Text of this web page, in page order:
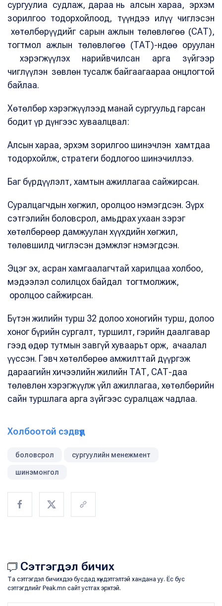
сургуулиа судлаж, дараа нь алсын хараа, эрхэм
зорилгоо тодорхойлоод, түүндээ илүү чиглэсэн
хөтөлбөрүүдийг сарын ажлын төлөвлөгөө (САТ),
тогтмол ажлын төлөвлөгөө (ТАТ)-ндөө оруулан
хэрэгжүүлэх нарийвчилсан арга зүйгээр
чиглүүлэн зөвлөн тусалж байгаагаараа онцлогтой
байлаа.
Хөтөлбөр хэрэгжүүлээд манай сургуульд гарсан
бодит үр дүнгээс хуваалцвал:
Алсын хараа, эрхэм зорилгоо шинэчлэн хамтдаа
тодорхойлж, стратеги бодлогоо шинэчиллээ.
Баг бүрдүүлэлт, хамтын ажиллагаа сайжирсан.
Суралцагчдын хөгжил, оролцоо нэмэгдсэн. Зүрх
сэтгэлийн боловсрол, амьдрах ухаан зэрэг
хөтөлбөрөөр дамжуулан хүүхдийн хөгжил,
төлөвшилд чиглэсэн дэмжлэг нэмэгдсэн.
Эцэг эх, асран хамгаалагчтай харилцаа холбоо,
мэдээлэл солилцох байдал тогтмолжиж,
оролцоо сайжирсан.
Бүтэн жилийн турш 32 долоо хоногийн турш, долоо
хоног бүрийн сургалт, туршилт, гэрийн даалгавар
гээд өдөр тутмын завгүй хуваарьт орж, ачаалал
үүссэн. Гэвч хөтөлбөрөө амжилттай дүүргэж
дараагийн хичээлийн жилийн ТАТ, САТ-даа
төлөвлөн хэрэгжүүлж үйл ажиллагаа, хөтөлбөрийн
сайн туршлага арга зүйгээс суралцаж чадлаа.
Холбоотой сэдвүүд
боловсрол сургуулийн менежмент
шинэмонгол
Сэтгэгдэл бичих
Та сэтгэгдэл бичихдээ бусдад хүндэтгэлтэй хандана уу. Ёс бус
сэтгэгдлийг Peak.mn сайт устгах эрхтэй.